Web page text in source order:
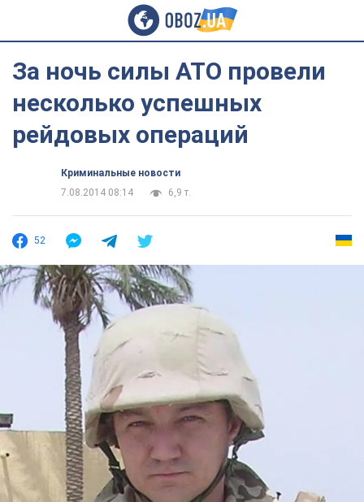
За ночь силы АТО провели
несколько успешных
рейдовых операций
Криминальные новости
7.08.2014 08:14
6,9 т.
52